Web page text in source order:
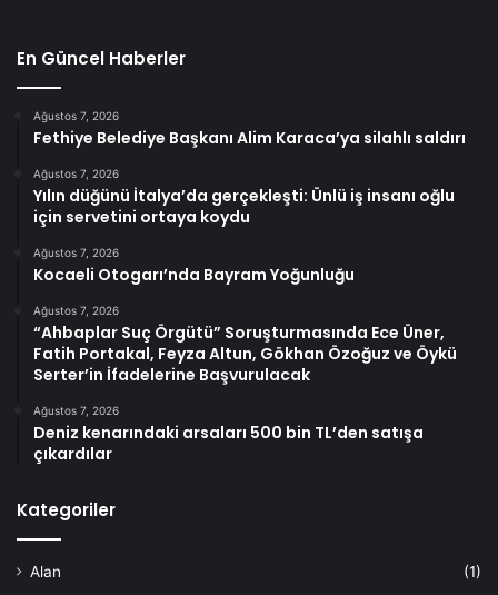
En Güncel Haberler
Ağustos 7, 2026
Fethiye Belediye Başkanı Alim Karaca’ya silahlı saldırı
Ağustos 7, 2026
Yılın düğünü İtalya’da gerçekleşti: Ünlü iş insanı oğlu
için servetini ortaya koydu
Ağustos 7, 2026
Kocaeli Otogarı’nda Bayram Yoğunluğu
Ağustos 7, 2026
“Ahbaplar Suç Örgütü” Soruşturmasında Ece Üner,
Fatih Portakal, Feyza Altun, Gökhan Özoğuz ve Öykü
Serter’in İfadelerine Başvurulacak
Ağustos 7, 2026
Deniz kenarındaki arsaları 500 bin TL’den satışa
çıkardılar
Kategoriler
Alan
(1)